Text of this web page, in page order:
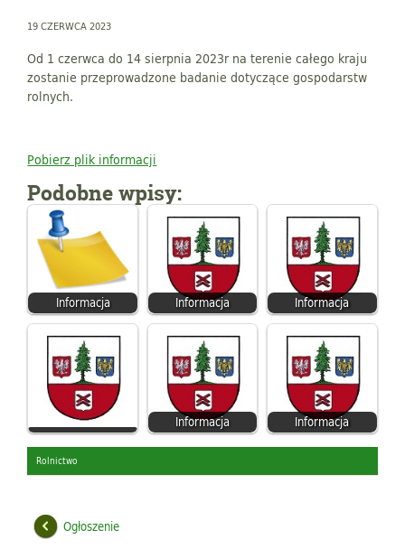
19 CZERWCA 2023
Od 1 czerwca do 14 sierpnia 2023r na terenie całego kraju
zostanie przeprowadzone badanie dotyczące gospodarstw
rolnych.
Pobierz plik informacji
Podobne wpisy:
Informacja Informacja Informacja
Informacja Informacja
Rolnictwo
Ogłoszenie